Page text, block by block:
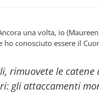
una volta, io
ho conosciuto essere il
rimuovete le
gli attaccamenti